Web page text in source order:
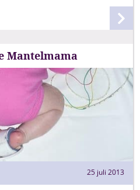
Mantelmama
25 juli 2013